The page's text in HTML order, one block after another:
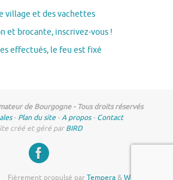
village et des vachettes
et brocante, inscrivez-vous !
effectués, le feu est fixé
de Bourgogne - Tous droits réservés
- Plan du site -A propos- Contact
créé et géré parBIRD
Fièrement propulsé parTempera&WordPress.